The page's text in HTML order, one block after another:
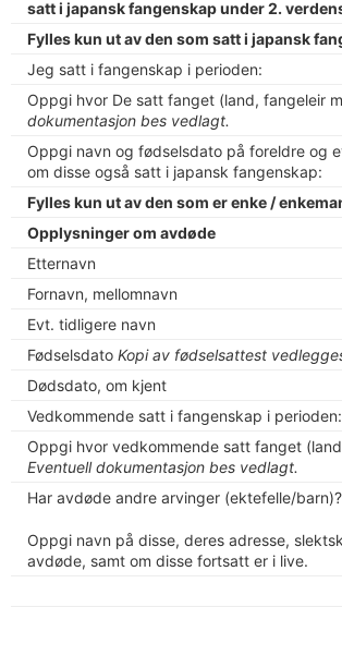
satt i japansk fangenskap under 2.
Fylles kun ut av den som satt i japansk
Jeg satt i fangenskap i perioden:
Oppgi hvor De satt fanget (land, fangeleir
dokumentasjon bes vedlagt.
Oppgi navn og fødselsdato på foreldre og
om disse også satt i japansk fangenskap:
Fylles kun ut av den som er enke /
Opplysninger om avdøde
Etternavn
Fornavn, mellomnavn
Evt. tidligere navn
Fødselsdato Kopi av fødselsattest
Dødsdato, om kjent
Vedkommende satt i fangenskap i perioden:
Oppgi hvor vedkommende satt fanget
Eventuell dokumentasjon bes vedlagt.
Har avdøde andre arvinger (ektefelle/barn)?
Oppgi navn på disse, deres adresse,
avdøde, samt om disse fortsatt er i live.